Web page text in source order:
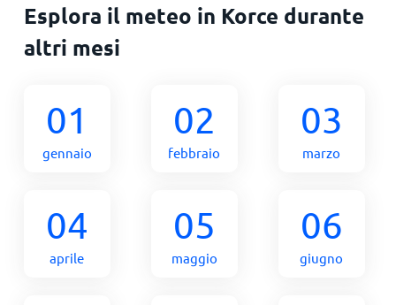
Esplora il meteo in Korce durante
altri mesi
01
gennaio
02
febbraio
03
marzo
04
aprile
05
maggio
06
giugno